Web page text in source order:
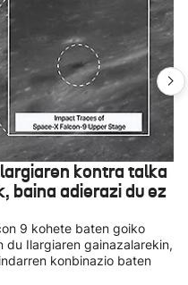
kontra talka
baina adierazi du ez
9 kohete baten goiko
Ilargiaren gainazalarekin,
konbinazio baten